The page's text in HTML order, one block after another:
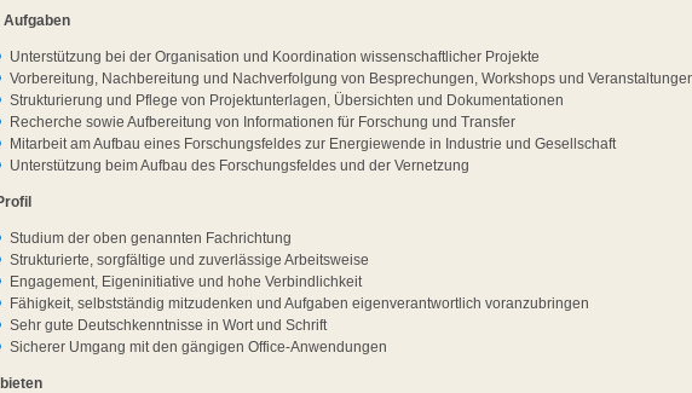
Aufgaben
Unterstützung bei der Organisation und Koordination wissenschaftlicher Projekte
Vorbereitung, Nachbereitung und Nachverfolgung von Besprechungen, Workshops und
Strukturierung und Pflege von Projektunterlagen, Übersichten und Dokumentationen
Recherche sowie Aufbereitung von Informationen für Forschung und Transfer
Mitarbeit am Aufbau eines Forschungsfeldes zur Energiewende in Industrie und Gesellschaft
Unterstützung beim Aufbau des Forschungsfeldes und der Vernetzung
Studium der oben genannten Fachrichtung
Strukturierte, sorgfältige und zuverlässige Arbeitsweise
Engagement, Eigeninitiative und hohe Verbindlichkeit
Fähigkeit, selbstständig mitzudenken und Aufgaben eigenverantwortlich voranzubringen
Sehr gute Deutschkenntnisse in Wort und Schrift
Sicherer Umgang mit den gängigen Office-Anwendungen